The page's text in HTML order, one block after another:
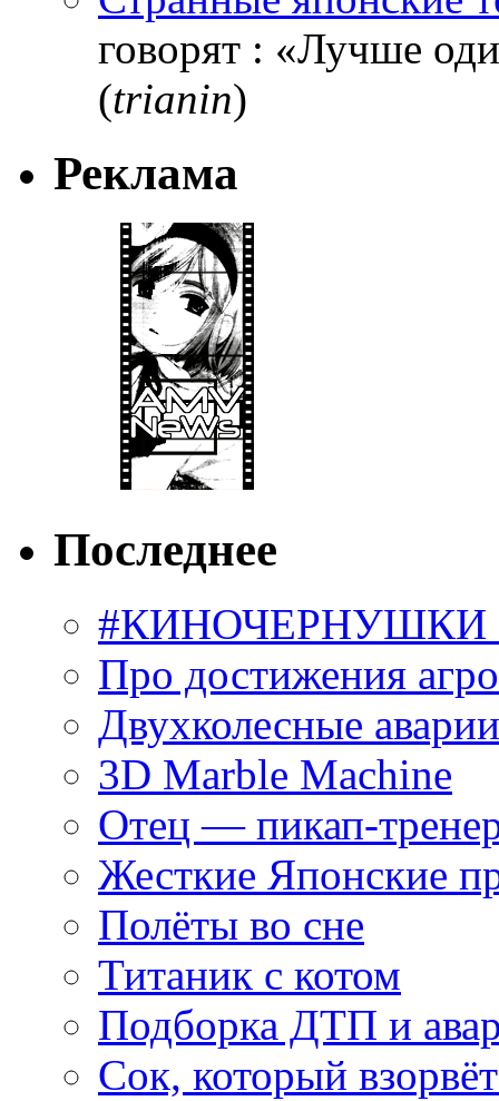
говорят : «Лучше
(trianin)
Реклама
Последнее
#КИНОЧЕРНУШКИ
Про достижения
Двухколесные
3D Marble Machine
Отец — пикап-
Жесткие Японские
Полёты во сне
Титаник с котом
Подборка ДТП и
Сок, который